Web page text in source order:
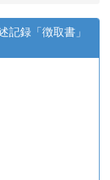
記録「徴取書」